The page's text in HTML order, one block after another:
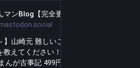
マンBlog【完全更新通知用】
】山崎元 難しいことはわかりません
えてください！ 499円、愛と涙と勇
んが古事記 499円など30作品！